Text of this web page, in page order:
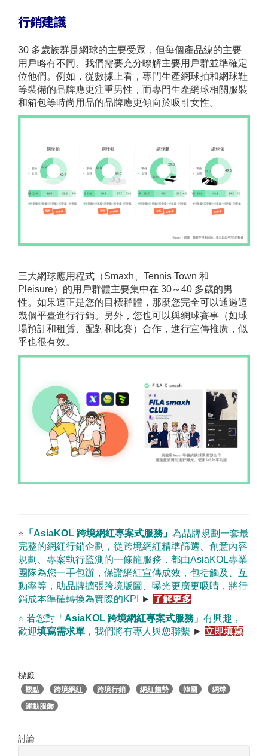
行銷建議
30 多歲族群是網球的主要受眾，但每個產品線的主要
用戶略有不同。我們需要充分瞭解主要用戶群並準確定
位他們。例如，從數據上看，專門生產網球拍和網球鞋
等裝備的品牌應更注重男性，而專門生產網球相關服裝
和箱包等時尚用品的品牌應更傾向於吸引女性。
三大網球應用程式（Smaxh、Tennis Town 和
Pleisure）的用戶群體主要集中在 30～40 多歲的男
性。如果這正是您的目標群體，那麼您完全可以通過這
幾個平臺進行行銷。另外，您也可以與網球賽事（如球
場預訂和租賃、配對和比賽）合作，進行宣傳推廣，似
乎也很有效。
⭐ 「 AsiaKOL 跨境網紅專案式服務 」 為品牌規劃一套最
完整的網紅行銷企劃，從跨境網紅精準篩選、創意內容
規劃、專案執行監測的一條龍服務，都由AsiaKOL專業
團隊為您一手包辦，保證網紅宣傳成效，包括觸及、互
動率等，助品牌擴張跨境版圖、曝光更廣更吸睛，將行
銷成本準確轉換為實際的KPI ► 了解更多
⭐ 若您對「 AsiaKOL 跨境網紅專案式服務 」有興趣，
歡迎填寫需求單 ，我們將有專人與您聯繫 ► 立即填寫
標籤
觀點 跨境網紅 跨境行銷 網紅趨勢 韓國
網球
運動服飾
討論